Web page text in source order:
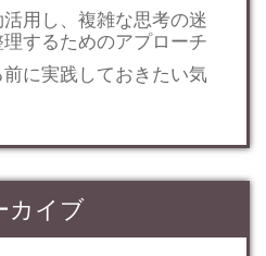
用し、複雑な思考の迷
するためのアプローチ
に実践しておきたい気
カイブ